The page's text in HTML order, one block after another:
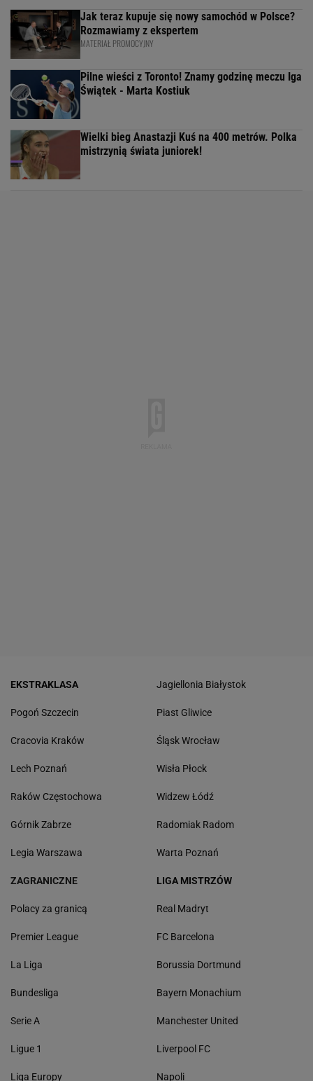
Jak teraz kupuje się nowy samochód w Polsce?
Rozmawiamy z ekspertem
MATERIAŁ PROMOCYJNY
Pilne wieści z Toronto! Znamy godzinę meczu Iga
Świątek - Marta Kostiuk
Wielki bieg Anastazji Kuś na 400 metrów. Polka
mistrzynią świata juniorek!
EKSTRAKLASA
Pogoń Szczecin
Cracovia Kraków
Lech Poznań
Raków Częstochowa
Górnik Zabrze
Legia Warszawa
Jagiellonia Białystok
Piast Gliwice
Śląsk Wrocław
Wisła Płock
Widzew Łódź
Radomiak Radom
Warta Poznań
ZAGRANICZNE
Polacy za granicą
Premier League
La Liga
Bundesliga
Serie A
Ligue 1
Liga Europy
LIGA MISTRZÓW
Real Madryt
FC Barcelona
Borussia Dortmund
Bayern Monachium
Manchester United
Liverpool FC
Napoli